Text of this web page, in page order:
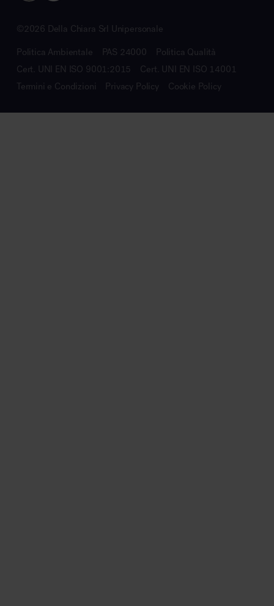
©2026 Della Chiara Srl Unipersonale
Politica Ambientale PAS 24000
Politica Qualità
Cert. UNI EN ISO 9001:2015
Cert. UNI EN ISO 14001
Termini e Condizioni
Privacy Policy Cookie Policy